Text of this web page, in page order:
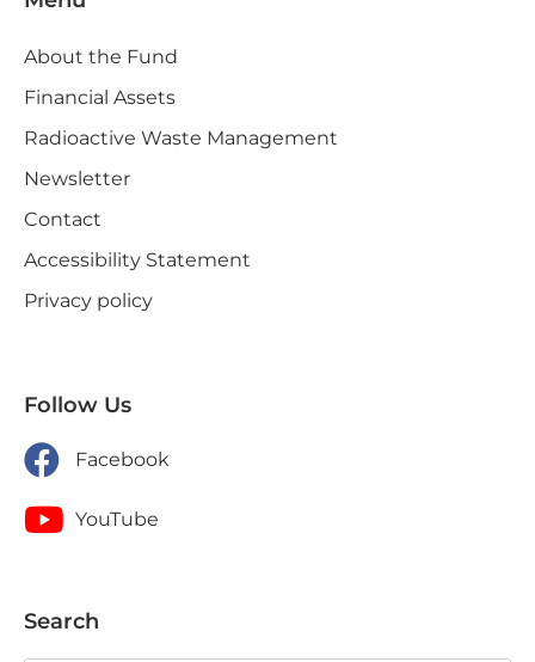
About the Fund
Financial Assets
Radioactive Waste Management
Newsletter
Contact
Accessibility Statement
Privacy policy
Follow Us
Facebook
YouTube
Search